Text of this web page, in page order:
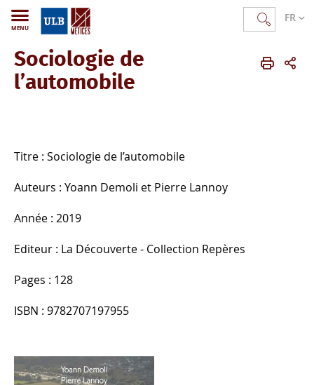
FR
MENU
METICES FR Publications
Sociologie de
l’automobile
Titre : Sociologie de l’automobile
Auteurs : Yoann Demoli et Pierre Lannoy
Année : 2019
Editeur : La Découverte - Collection Repères
Pages : 128
ISBN : 9782707197955